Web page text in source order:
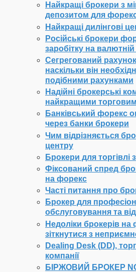
Найкращі брокери з
депозитом для
Найкращі дилінгові
Російські брокери
заробітку на валютній
Сегрегований
наскільки він
подібними рахунками
Надійні брокерські
найкращими
Банківський форекс
через банки брокери
Чим відрізняється
центру
Брокери для торгівлі
Фіксований спред
на форекс
Часті питання про
Брокер для
обслуговування та
Недоліки брокерів
зіткнутися з
Dealing Desk (DD),
компанії
БІРЖОВИЙ БРОКЕР